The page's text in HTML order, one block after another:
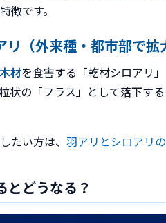
徴です。
リ（外来種・都市部で拡
材を食害する「乾材シロアリ
状の「フラス」として落下す
たい方は、 羽アリとシロアリ
とどうなる？